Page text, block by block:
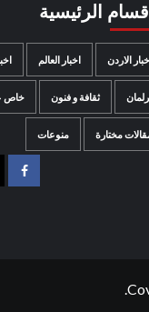
الرئيسية
الاردن اخبار العالم
ثقافة و فنون خاص
مختارة منوعات